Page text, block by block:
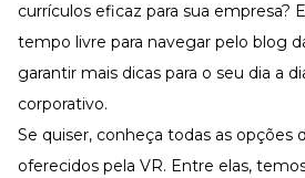
currículos eficaz para sua empresa?
tempo livre para navegar pelo blog
garantir mais dicas para o seu dia a
corporativo.
Se quiser, conheça todas as opções
oferecidos pela VR. Entre elas,